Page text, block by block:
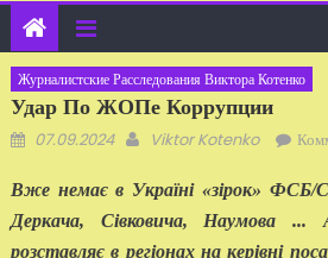
Журналистские Расследования Виктора Котенко
Удар По ЖОПе Коррупции
Добавлено
07.09.2024 Автор
Viktor Kotenko
Вже немає в Україні «зірок» ФСБ/
Деркача, Сівковича, Наумова
розставляє в регіонах на керівні